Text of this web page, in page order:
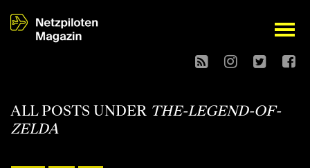
open
ALL POSTS UNDER THE-LEGEND-OF-
ZELDA